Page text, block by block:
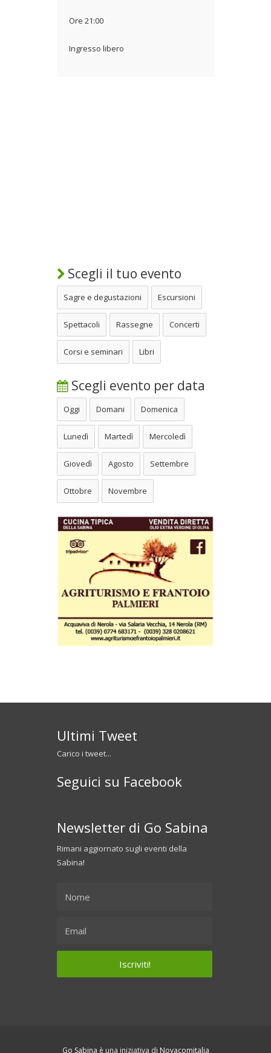
Ore 21:00
Ingresso libero
Scegli il tuo evento
Sagre e degustazioni Escursioni
Spettacoli Rassegne Concerti
Corsi e seminari Libri
Scegli evento per data
Oggi Domani Domenica
Lunedì Martedì Mercoledì
Giovedì Agosto Settembre
Ottobre Novembre
Ultimi Tweet
Carico i tweet...
Seguici su Facebook
Newsletter di Go Sabina
Rimani aggiornato sugli eventi della
Sabina!
Go Sabina è una iniziativa di Novacomitalia